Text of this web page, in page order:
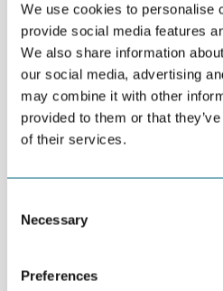
We use cookies to personalise
provide social media features
We also share information
our social media, advertising
may combine it with other
provided to them or that
of their services.
Selection
Necessary
Preferences
lagrer og behandler
for virksomheter som ikke
Hva er egentlig den nye
Hva er nytt og hva betyr
din?
etterleve. Det blir flere muligheter
problemstillinger.
Consulting,Advokatfirmaet Kjær